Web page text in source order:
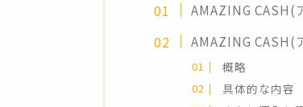
AMAZING CASH(
AMAZING CASH(
概略
具体的な内容